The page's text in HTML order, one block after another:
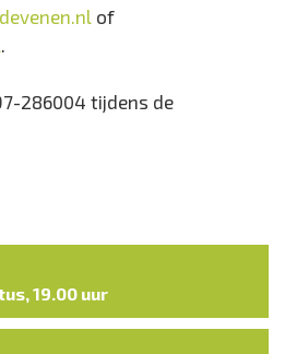
of
286004 tijdens de
19.00 uur